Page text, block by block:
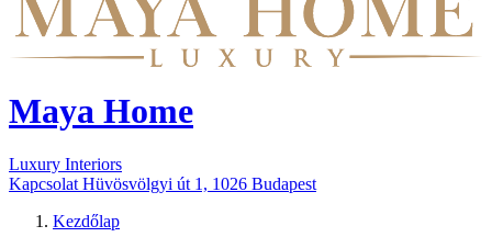
Maya Home
Luxury Interiors
Kapcsolat Hüvösvölgyi út 1, 1026 Budapest
Kezdőlap